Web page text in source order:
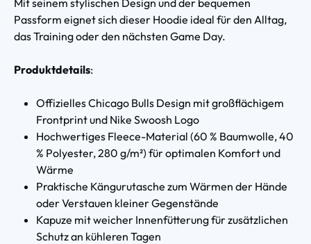
Passform eignet sich dieser Hoodie ideal für den Alltag,
das Training oder den nächsten Game Day.
Produktdetails:
Offizielles Chicago Bulls Design mit großflächigem
Frontprint und Nike Swoosh Logo
Hochwertiges Fleece-Material (60 % Baumwolle, 40
% Polyester, 280 g/m²) für optimalen Komfort und
Wärme
Praktische Kängurutasche zum Wärmen der Hände
oder Verstauen kleiner Gegenstände
Kapuze mit weicher Innenfütterung für zusätzlichen
Schutz an kühleren Tagen